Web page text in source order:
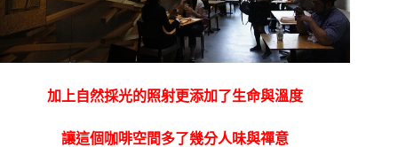
加上自然採光的照射更添加了生命與溫度
讓這個咖啡空間多了幾分人味與禪意